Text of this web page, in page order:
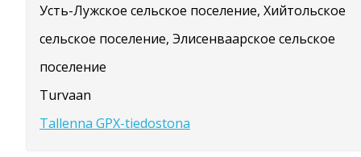
Усть-Лужское сельское поселение, Хийтольское
сельское поселение, Элисенваарское сельское
поселение
Turvaan
Tallenna GPX-tiedostona